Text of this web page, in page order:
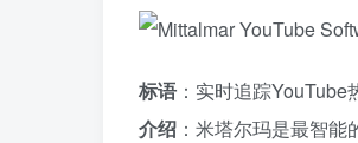
标语 ：实时追踪
介绍 ：米塔尔玛是最智